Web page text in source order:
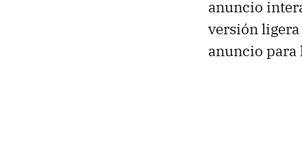
anuncio
versión
anuncio para